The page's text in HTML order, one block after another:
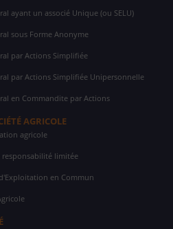
ayant un associé Unique (ou SELU)
sous Forme Anonyme
par Actions Simplifiée
par Actions Simplifiée Unipersonnelle
en Commandite par Actions
AGRICOLE
agricole
limitée
en Commun